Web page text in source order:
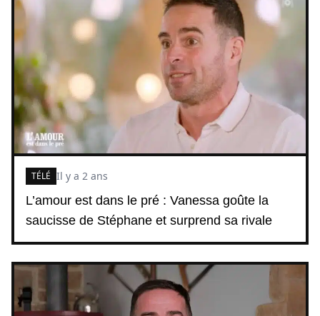
L’amour est dans le pré : Vanessa goûte la
saucisse de Stéphane et surprend sa rivale
TÉLÉ Il y a 2 ans